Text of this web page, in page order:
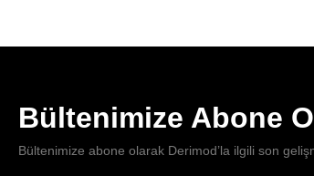
Bültenimize Abone
Bültenimize abone olarak Derimod’la ilgili son